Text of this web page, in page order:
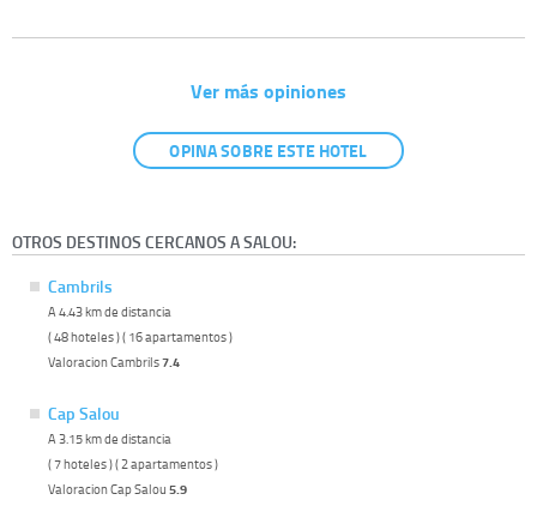
Ver más opiniones
OPINA SOBRE ESTE HOTEL
OTROS DESTINOS CERCANOS A SALOU:
Cambrils
A 4.43 km de distancia
( 48 hoteles ) ( 16 apartamentos )
Valoracion Cambrils7.4
Cap Salou
A 3.15 km de distancia
( 7 hoteles ) ( 2 apartamentos )
Valoracion Cap Salou 5.9